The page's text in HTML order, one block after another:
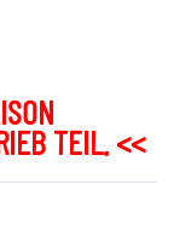
TEIL. <<